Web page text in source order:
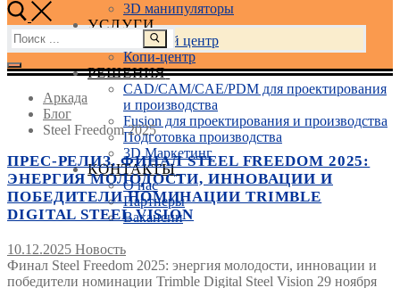
3D манипуляторы
УСЛУГИ
Учебный центр
Копи-центр
РЕШЕНИЯ
CAD/CAM/CAE/PDM для проектирования
и производства
Fusion для проектирования и производства
Подготовка производства
3D Маркетинг
КОНТАКТЫ
О нас
Партнеры
Вакансии
Найти:
Аркада
Блог
Steel Freedom 2025
ПРЕС-РЕЛИЗ. ФИНАЛ STEEL FREEDOM 2025:
ЭНЕРГИЯ МОЛОДОСТИ, ИННОВАЦИИ И
ПОБЕДИТЕЛИ НОМИНАЦИИ TRIMBLE
DIGITAL STEEL VISION
10.12.2025 Новость
Финал Steel Freedom 2025: энергия молодости, инновации и
победители номинации Trimble Digital Steel Vision 29 ноября